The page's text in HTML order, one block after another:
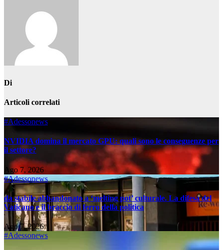
Di
Articoli correlati
#Adessonews
NVIDIA domina il mercato GPU: quali sono le conseguenze per
il settore?
Ago 7, 2026
#Adessonews
da stabile abbandonato a ‘melting pot’ culturale. La difesa del
Vaticano e il braccio di ferro della politica
Ago 7, 2026
#Adessonews